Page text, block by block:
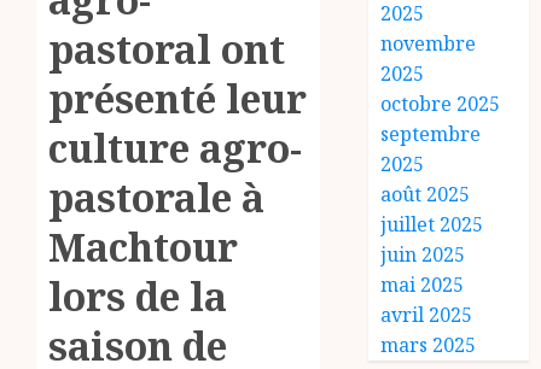
pastoral ont
présenté leur
culture agro-
pastorale à
Machtour
lors de la
saison de
2025
novembre
2025
octobre 2025
septembre
2025
août 2025
juillet 2025
juin 2025
mai 2025
avril 2025
mars 2025